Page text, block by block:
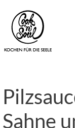
Sahne